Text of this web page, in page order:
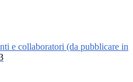
e collaboratori (da pubblicare in